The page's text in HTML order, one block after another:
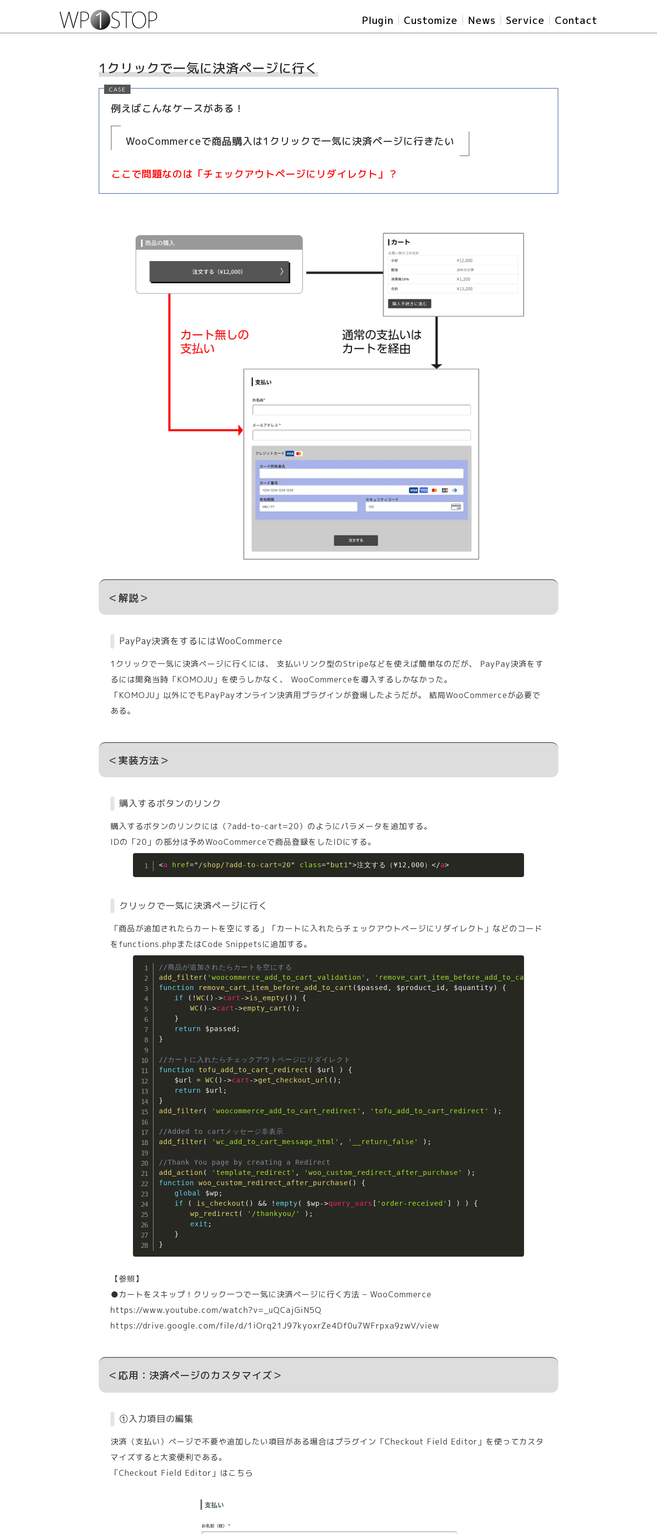
Plugin Customize News Service Contact
1クリックで一気に決済ページに行く
例えばこんなケースがある！
WooCommerceで商品購入は1クリックで一気に決済ページに行きたい
ここで問題なのは「チェックアウトページにリダイレクト」？
＜解説＞
PayPay決済をするにはWooCommerce
1クリックで一気に決済ページに行くには、 支払いリンク型のStripeなどを使えば簡単なのだが、 PayPay決済をす
るには開発当時「KOMOJU」を使うしかなく、 WooCommerceを導入するしかなかった。
「KOMOJU」以外にでもPayPayオンライン決済用プラグインが登場したようだが。 結局WooCommerceが必要で
ある。
＜実装方法＞
購入するボタンのリンク
購入するボタンのリンクには（?add-to-cart=20）のようにパラメータを追加する。
IDの「20」の部分は予めWooCommerceで商品登録をしたIDにする。
<a href=" /shop/?add-to-cart=20" class=" but1 ">注文する（¥12,000）</a>
クリックで一気に決済ページに行く
「商品が追加されたらカートを空にする」「カートに入れたらチェックアウトページにリダイレクト」などのコード
をfunctions.phpまたはCode Snippetsに追加する。
//商品が追加されたらカートを空にする
add_filter ( 'woocommerce_add_to_cart_validation' , 'remove_cart_item_before_add_to_cart'
function
remove_cart_item_before_add_to_cart ( $passed , $product_id , $quantity)
{
if
( !WC ( ) ->cart ->is_empty ( ) )
{
WC ( ) ->cart ->empty_cart ( ) ;
}
return
$passed ;
}
//カートに入れたらチェックアウトページにリダイレクト
function
tofu_add_to_cart_redirect ( $url )
{
$url
= WC ( ) ->cart ->get_checkout_url ( ) ;
return
$url ;
}
add_filter ( 'woocommerce_add_to_cart_redirect' , 'tofu_add_to_cart_redirect' ) ;
//Added to cartメッセージ非表示
add_filter ( 'wc_add_to_cart_message_html' , '__return_false' ) ;
//Thank You page by creating a Redirect
add_action ( 'template_redirect' , 'woo_custom_redirect_after_purchase' ) ;
function
woo_custom_redirect_after_purchase ( )
{
global
$wp ;
if
( is_checkout ( ) && ! empty ( $wp->query_vars [ 'order-received' ] ) )
{
wp_redirect ( '/thankyou/' ) ;
exit ;
}
}
【参照】
●カートをスキップ！クリック一つで一気に決済ページに行く方法 – WooCommerce
https://www.youtube.com/watch?v=_uQCajGiN5Q
https://drive.google.com/file/d/1iOrq21J97kyoxrZe4Df0u7WFrpxa9zwV/view
＜応用：決済ページのカスタマイズ＞
①入力項目の編集
決済（支払い）ページで不要や追加したい項目がある場合はプラグイン「Checkout Field Editor」を使ってカスタ
マイズすると大変便利である。
「Checkout Field Editor」はこちら